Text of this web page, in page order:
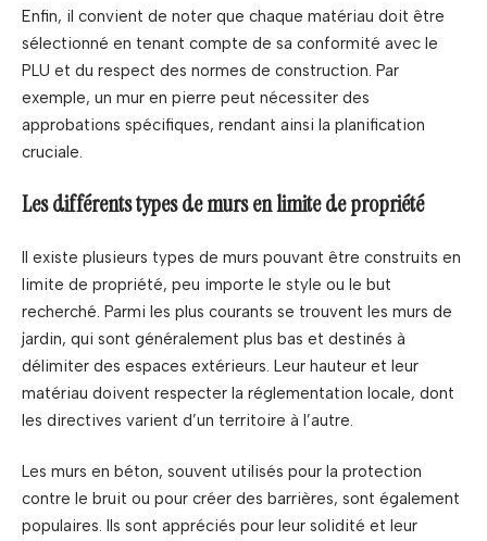
Enfin, il convient de noter que chaque matériau doit être
sélectionné en tenant compte de sa conformité avec le
PLU et du respect des normes de construction. Par
exemple, un mur en pierre peut nécessiter des
approbations spécifiques, rendant ainsi la planification
cruciale.
Les différents types de murs en limite de propriété
Il existe plusieurs types de murs pouvant être construits en
limite de propriété, peu importe le style ou le but
recherché. Parmi les plus courants se trouvent les murs de
jardin, qui sont généralement plus bas et destinés à
délimiter des espaces extérieurs. Leur hauteur et leur
matériau doivent respecter la réglementation locale, dont
les directives varient d’un territoire à l’autre.
Les murs en béton, souvent utilisés pour la protection
contre le bruit ou pour créer des barrières, sont également
populaires. Ils sont appréciés pour leur solidité et leur